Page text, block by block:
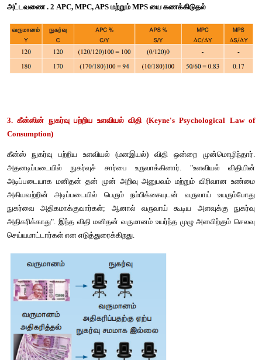
சராசரி சேமிப்பு நாட்டம் என்பது மொத்த சேமிப்பை மொத்த
கிடைக்கக்கூடியதாகும். வேறுவகையில் கூறினால் மொத்த
சேமிப்பிற்கிடையேயான வீதமாகும். கணித ரீதியாக
APS = S / Y
இங்கு
S = சேமிப்பு
Y = வருமானம்